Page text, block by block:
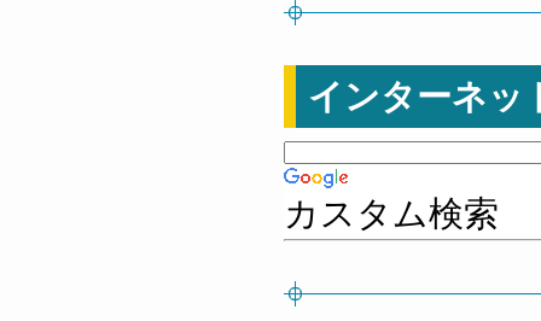
インターネッ
カスタム検索